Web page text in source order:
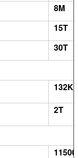
8M
15T
30T
2T